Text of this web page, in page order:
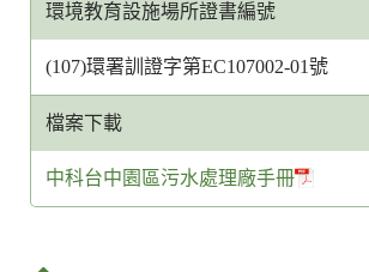
環境教育設施場所證書編號
(107)環署訓證字第EC107002-01號
檔案下載
中科台中園區污水處理廠手冊